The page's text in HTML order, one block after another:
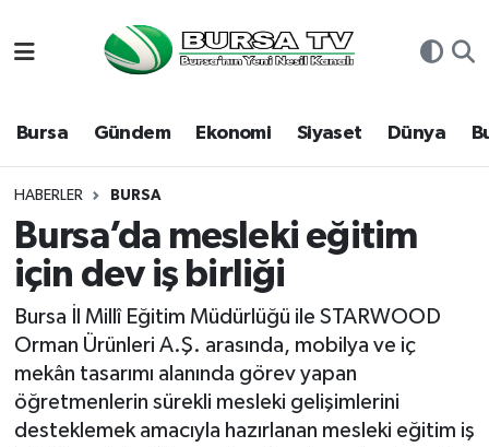
Bursa Gündem Ekonomi Siyaset Dünya
HABERLER BURSA
Bursa’da mesleki eğitim
için dev iş birliği
Bursa İl Millî Eğitim Müdürlüğü ile STARWOOD
Orman Ürünleri A.Ş. arasında, mobilya ve iç
mekân tasarımı alanında görev yapan
öğretmenlerin sürekli mesleki gelişimlerini
desteklemek amacıyla hazırlanan mesleki eğitim iş
Bursa
Dünya
Eğitim
Ekonomi
Genel
Hava Durumu
Namaz Vakitleri
Trafik Durumu
Süper Lig Puan Durumu ve Fikstür
Tüm Manşetler